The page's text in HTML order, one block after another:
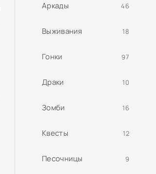
Аркады 46
Выживания 18
Гонки 97
Драки 10
Зомби 16
Квесты 12
Песочницы 9